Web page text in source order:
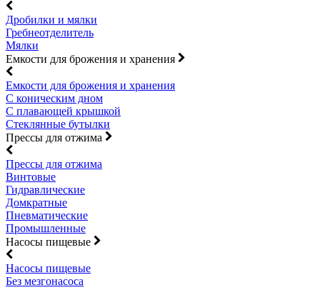
Дробилки и мялки
Гребнеотделитель
Мялки
Емкости для брожения и хранения
Емкости для брожения и хранения
С коническим дном
С плавающей крышкой
Стеклянные бутылки
Прессы для отжима
Прессы для отжима
Винтовые
Гидравлические
Домкратные
Пневматические
Промышленные
Насосы пищевые
Насосы пищевые
Без мезгонасоса